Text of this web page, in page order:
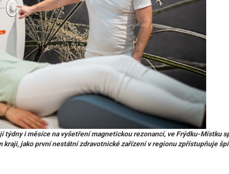
i měsíce na vyšetření magnetickou rezonancí, ve Frýdku-Místku
jako první nestátní zdravotnické zařízení v regionu zpřístupňuje